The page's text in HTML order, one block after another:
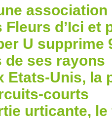
Fleurs d’Ici et
U supprime
ses rayons
Etats-Unis, la
courts
urticante,